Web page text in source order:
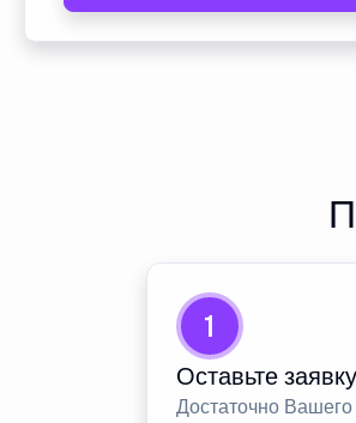
1
Оставьте заявку
Достаточно